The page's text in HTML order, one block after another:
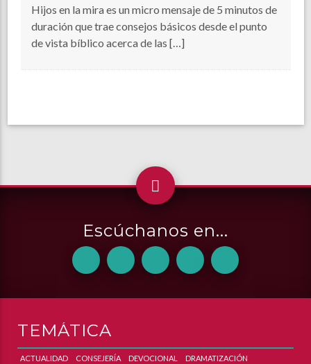
Hijos en la mira es un micro mensaje de 5 minutos de
duración que trae consejos básicos desde el punto
de vista bíblico acerca de las […]
Escúchanos en...
TEMÁTICA
ACTUALIDAD CONSEJERÍA DEVOCIONAL DRAMATIZACIÓN